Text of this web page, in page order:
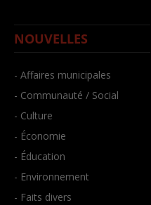
NOUVELLES
- Affaires municipales
- Communauté / Social
- Culture
- Économie
- Éducation
- Environnement
- Faits divers